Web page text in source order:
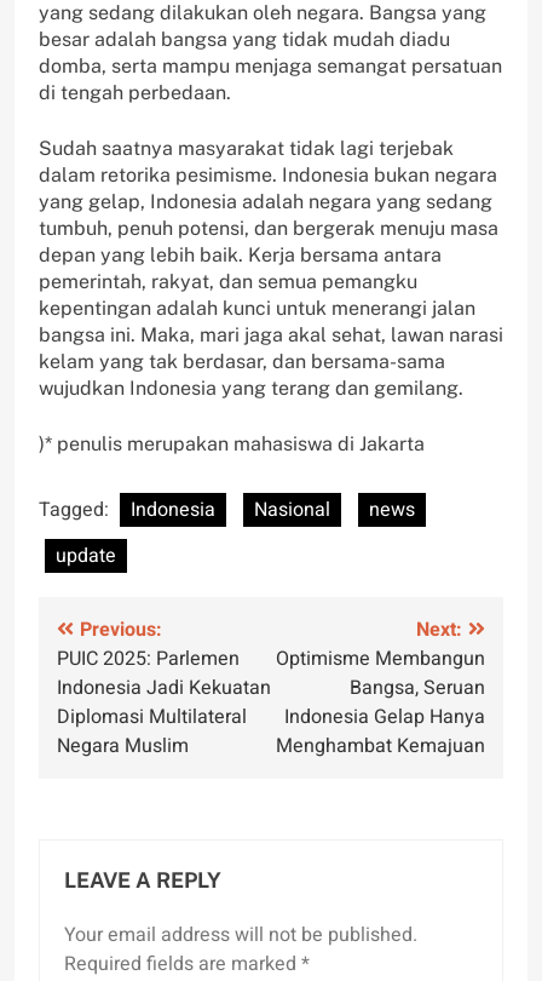
yang sedang dilakukan oleh negara. Bangsa yang
besar adalah bangsa yang tidak mudah diadu
domba, serta mampu menjaga semangat persatuan
di tengah perbedaan.
Sudah saatnya masyarakat tidak lagi terjebak
dalam retorika pesimisme. Indonesia bukan negara
yang gelap, Indonesia adalah negara yang sedang
tumbuh, penuh potensi, dan bergerak menuju masa
depan yang lebih baik. Kerja bersama antara
pemerintah, rakyat, dan semua pemangku
kepentingan adalah kunci untuk menerangi jalan
bangsa ini. Maka, mari jaga akal sehat, lawan narasi
kelam yang tak berdasar, dan bersama-sama
wujudkan Indonesia yang terang dan gemilang.
)* penulis merupakan mahasiswa di Jakarta
Tagged: Indonesia Nasional
news
update
Post
navigation
Previous:
PUIC 2025: Parlemen
Indonesia Jadi Kekuatan
Diplomasi Multilateral
Negara Muslim
Next:
Optimisme Membangun
Bangsa, Seruan
Indonesia Gelap Hanya
Menghambat Kemajuan
LEAVE A REPLY
Your email address will not be published.
Required fields are marked *